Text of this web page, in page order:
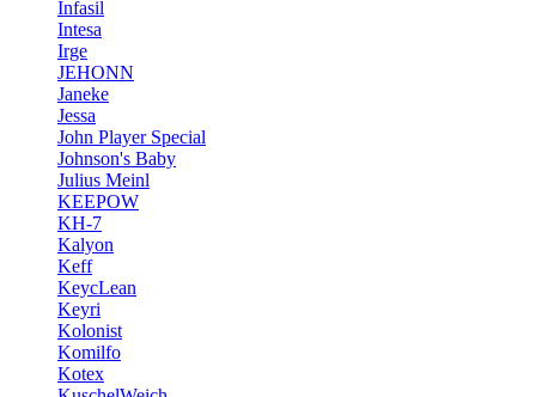
Infasil
Intesa
Irge
JEHONN
Janeke
Jessa
John Player Special
Johnson's Baby
Julius Meinl
KEEPOW
KH-7
Kalyon
Keff
KeycLean
Keyri
Kolonist
Komilfo
Kotex